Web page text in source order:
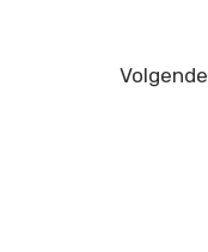
Volgende